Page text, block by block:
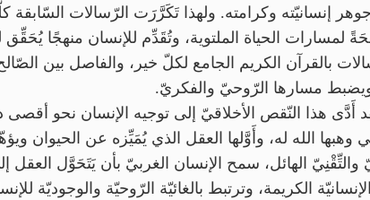
إنسانيّته وكرامته. ولهذا تَكَرَّرَت الرّسالات السّابقة
لمسارات الحياة الملتوية، وتُقَدِّم للإنسان منهجًا
بالقرآن الكريم الجامع لكلّ خير، والفاصل بين
ويضبط مسارها الرّوحيّ والفكريّ.
فقد أَدَّى هذا النّقص الأخلاقيّ إلى توجيه الإنسان نحو
وهبها الله له، وأَوَّلها العقل الذي يُمَيِّزه عن الحيوان
الهائل، سمح الإنسان الغربيّ بأن يَتَحَوَّل
الكريمة، وترتبط بالغائيّة الرّوحيّة والوجوديّة